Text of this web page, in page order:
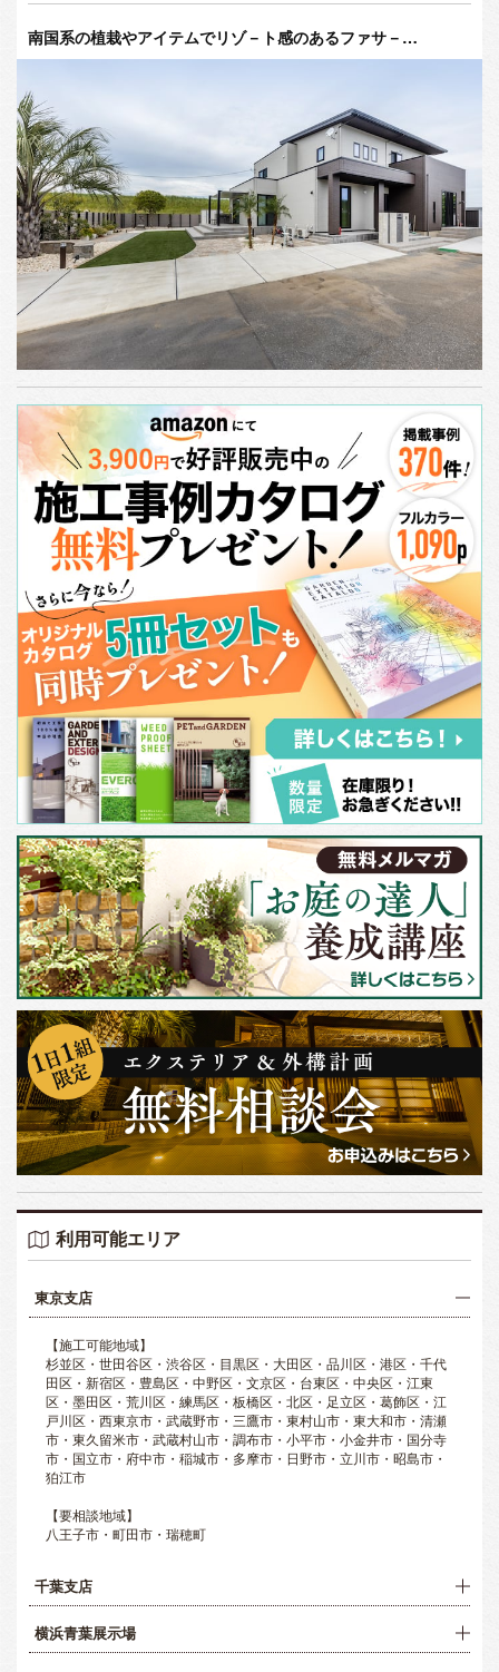
南国系の植栽やアイテムでリゾ－ト感のあるファサ－…
利用可能エリア
東京支店
【施工可能地域】
杉並区・世田谷区・渋谷区・目黒区・大田区・品川区・港区・千代
田区・新宿区・豊島区・中野区・文京区・台東区・中央区・江東
区・墨田区・荒川区・練馬区・板橋区・北区・足立区・葛飾区・江
戸川区・西東京市・武蔵野市・三鷹市・東村山市・東大和市・清瀬
市・東久留米市・武蔵村山市・調布市・小平市・小金井市・国分寺
市・国立市・府中市・稲城市・多摩市・日野市・立川市・昭島市・
狛江市
【要相談地域】
八王子市・町田市・瑞穂町
千葉支店
横浜青葉展示場